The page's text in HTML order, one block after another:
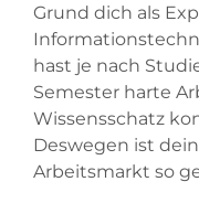
Grund dich als
hast je nach
Semester harte
Wissensschatz
Deswegen ist
Arbeitsmarkt so